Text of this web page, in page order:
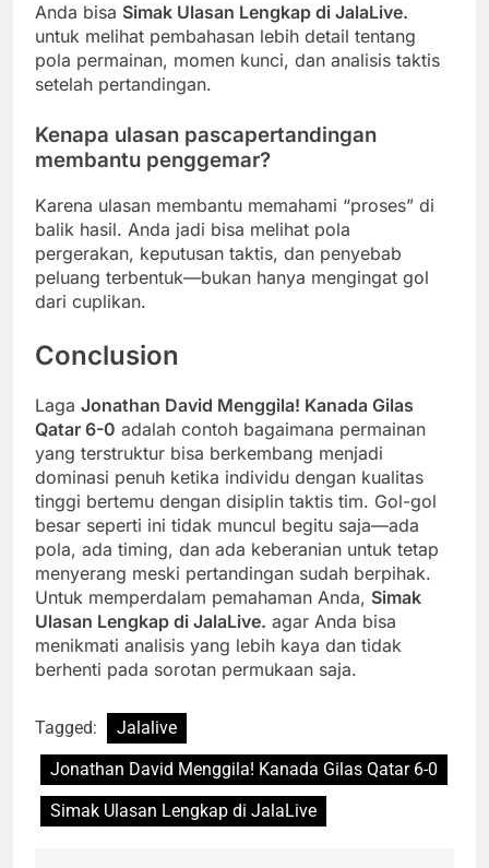
Anda bisa Simak Ulasan Lengkap di JalaLive.
untuk melihat pembahasan lebih detail tentang
pola permainan, momen kunci, dan analisis taktis
setelah pertandingan.
Kenapa ulasan pascapertandingan
membantu penggemar?
Karena ulasan membantu memahami “proses” di
balik hasil. Anda jadi bisa melihat pola
pergerakan, keputusan taktis, dan penyebab
peluang terbentuk—bukan hanya mengingat gol
dari cuplikan.
Conclusion
Laga Jonathan David Menggila! Kanada Gilas
Qatar 6-0 adalah contoh bagaimana permainan
yang terstruktur bisa berkembang menjadi
dominasi penuh ketika individu dengan kualitas
tinggi bertemu dengan disiplin taktis tim. Gol-gol
besar seperti ini tidak muncul begitu saja—ada
pola, ada timing, dan ada keberanian untuk tetap
menyerang meski pertandingan sudah berpihak.
Untuk memperdalam pemahaman Anda, Simak
Ulasan Lengkap di JalaLive. agar Anda bisa
menikmati analisis yang lebih kaya dan tidak
berhenti pada sorotan permukaan saja.
Tagged:
Jalalive
Jonathan David Menggila! Kanada Gilas Qatar 6-0
Simak Ulasan Lengkap di JalaLive